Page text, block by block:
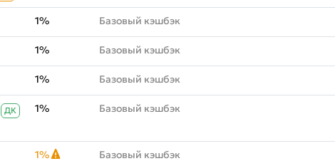
1% Базовый кэшбэк
1% Базовый кэшбэк
1% Базовый кэшбэк
ДК
1% Базовый кэшбэк
1% Базовый кэшбэк